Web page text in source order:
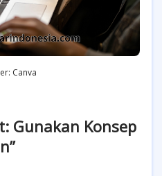
Canva
Gunakan Konsep